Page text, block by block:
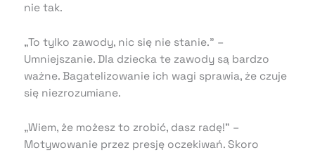
nie tak.
„To tylko zawody, nic się nie stanie.” –
Umniejszanie. Dla dziecka te zawody są bardzo
ważne. Bagatelizowanie ich wagi sprawia, że czuje
się niezrozumiane.
„Wiem, że możesz to zrobić, dasz radę!” –
Motywowanie przez presję oczekiwań. Skoro